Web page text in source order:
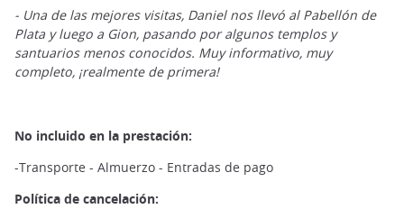
- Una de las mejores visitas, Daniel nos llevó al Pabellón de
Plata y luego a Gion, pasando por algunos templos y
santuarios menos conocidos. Muy informativo, muy
completo, ¡realmente de primera!
No incluido en la prestación:
-Transporte - Almuerzo - Entradas de pago
Política de cancelación: